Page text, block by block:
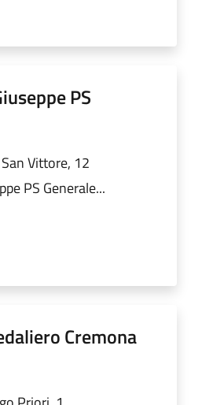
PS
Vittore, 12
PS Generale...
Cremona